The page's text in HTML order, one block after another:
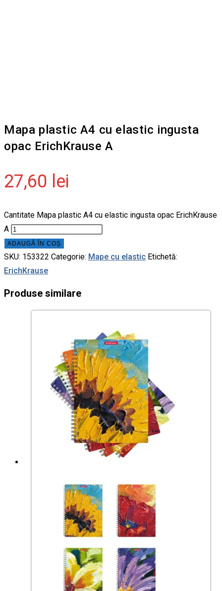
Mapa plastic A4 cu elastic ingusta
opac ErichKrause A
27,60 lei
Cantitate Mapa plastic A4 cu elastic ingusta opac ErichKrause
A
ADAUGĂ ÎN COȘ
SKU: 153322 Categorie: Mape cu elastic Etichetă:
ErichKrause
Produse similare